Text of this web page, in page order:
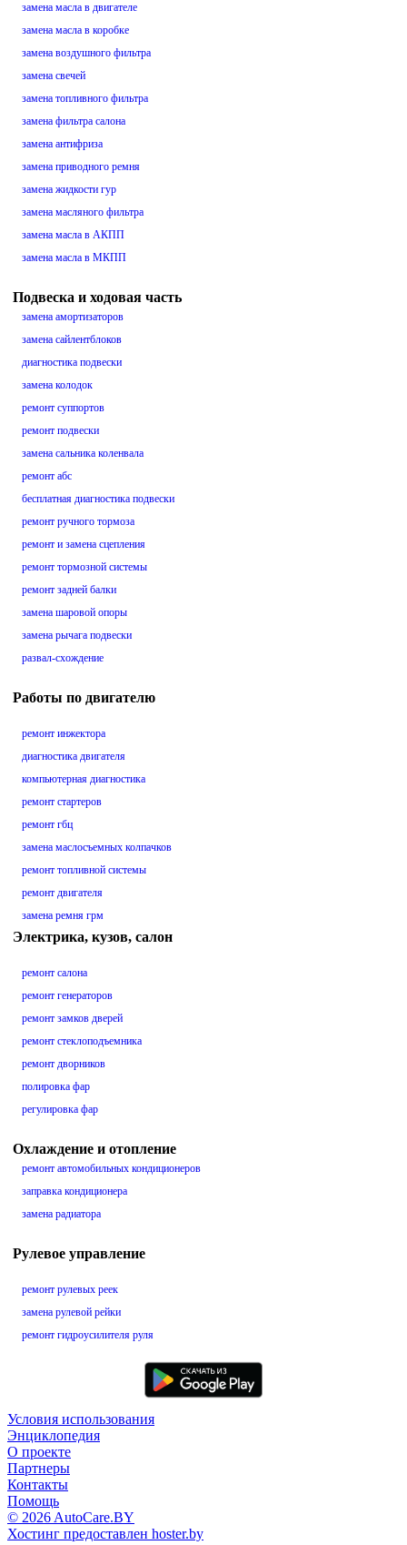
замена масла в двигателе
замена масла в коробке
замена воздушного фильтра
замена свечей
замена топливного фильтра
замена фильтра салона
замена антифриза
замена приводного ремня
замена жидкости гур
замена масляного фильтра
замена масла в АКПП
замена масла в МКПП
Подвеска и ходовая часть
замена амортизаторов
замена сайлентблоков
диагностика подвески
замена колодок
ремонт суппортов
ремонт подвески
замена сальника коленвала
ремонт абс
бесплатная диагностика подвески
ремонт ручного тормоза
ремонт и замена сцепления
ремонт тормозной системы
ремонт задней балки
замена шаровой опоры
замена рычага подвески
развал-схождение
Работы по двигателю
ремонт инжектора
диагностика двигателя
компьютерная диагностика
ремонт стартеров
ремонт гбц
замена маслосъемных колпачков
ремонт топливной системы
ремонт двигателя
замена ремня грм
Электрика, кузов, салон
ремонт салона
ремонт генераторов
ремонт замков дверей
ремонт стеклоподъемника
ремонт дворников
полировка фар
регулировка фар
Охлаждение и отопление
ремонт автомобильных кондиционеров
заправка кондиционера
замена радиатора
Рулевое управление
ремонт рулевых реек
замена рулевой рейки
ремонт гидроусилителя руля
Условия использования
Энциклопедия
О проекте
Партнеры
Контакты
Помощь
© 2026 AutoCare.BY
Хостинг предоставлен hoster.by